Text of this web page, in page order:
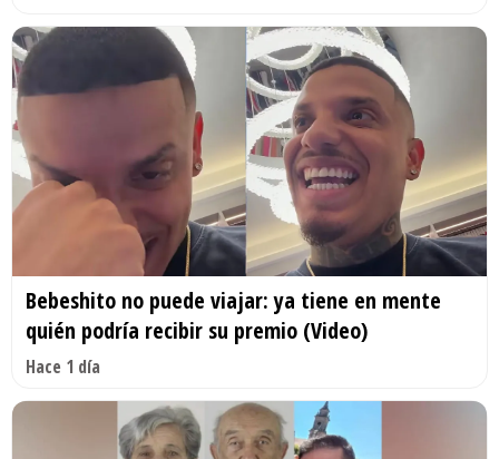
Bebeshito no puede viajar: ya tiene en mente
quién podría recibir su premio (Video)
Hace 1 día